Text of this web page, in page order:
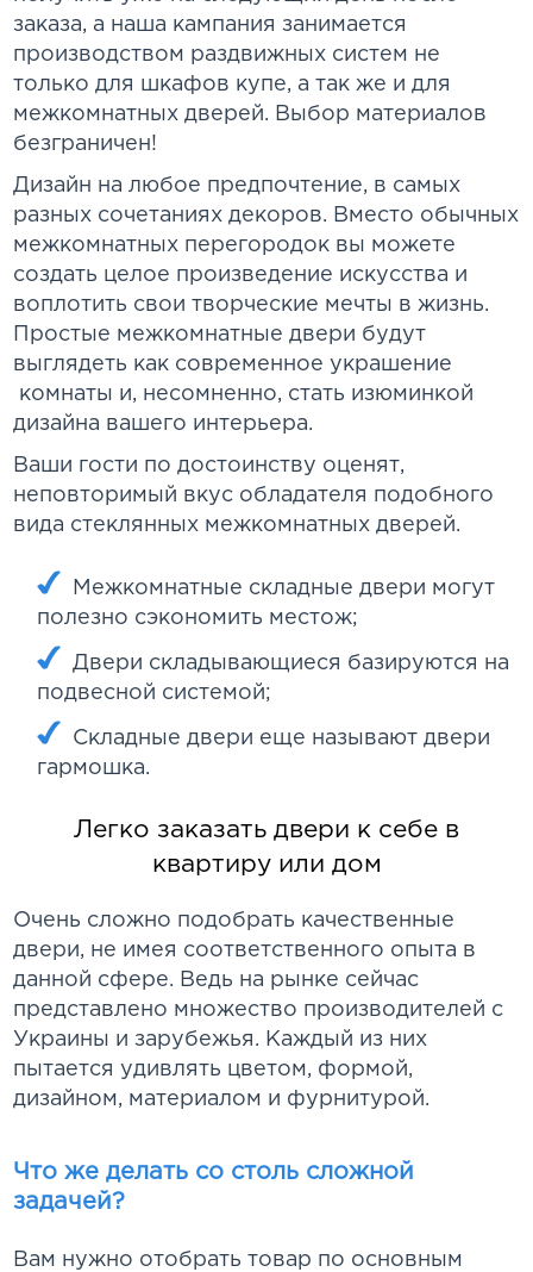
заказа, а наша кампания занимается
производством раздвижных систем не
только для шкафов купе, а так же и для
межкомнатных дверей. Выбор материалов
безграничен!
Дизайн на любое предпочтение, в самых
разных сочетаниях декоров. Вместо обычных
межкомнатных перегородок вы можете
создать целое произведение искусства и
воплотить свои творческие мечты в жизнь.
Простые межкомнатные двери будут
выглядеть как современное украшение
комнаты и, несомненно, стать изюминкой
дизайна вашего интерьера.
Ваши гости по достоинству оценят,
неповторимый вкус обладателя подобного
вида стеклянных межкомнатных дверей.
Межкомнатные складные двери могут
полезно сэкономить местож;
Двери складывающиеся базируются на
подвесной системой;
Складные двери еще называют двери
гармошка.
Легко заказать двери к себе в
квартиру или дом
Очень сложно подобрать качественные
двери, не имея соответственного опыта в
данной сфере. Ведь на рынке сейчас
представлено множество производителей с
Украины и зарубежья. Каждый из них
пытается удивлять цветом, формой,
дизайном, материалом и фурнитурой.
Что же делать со столь сложной
задачей?
Вам нужно отобрать товар по основным